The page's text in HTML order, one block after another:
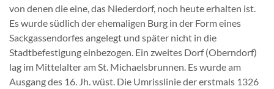
von denen die eine, das Niederdorf, noch heute erhalten ist.
Es wurde südlich der ehemaligen Burg in der Form eines
Sackgassendorfes angelegt und später nicht in die
Stadtbefestigung einbezogen. Ein zweites Dorf (Oberndorf)
lag im Mittelalter am St. Michaelsbrunnen. Es wurde am
Ausgang des 16. Jh. wüst. Die Umrisslinie der erstmals 1326